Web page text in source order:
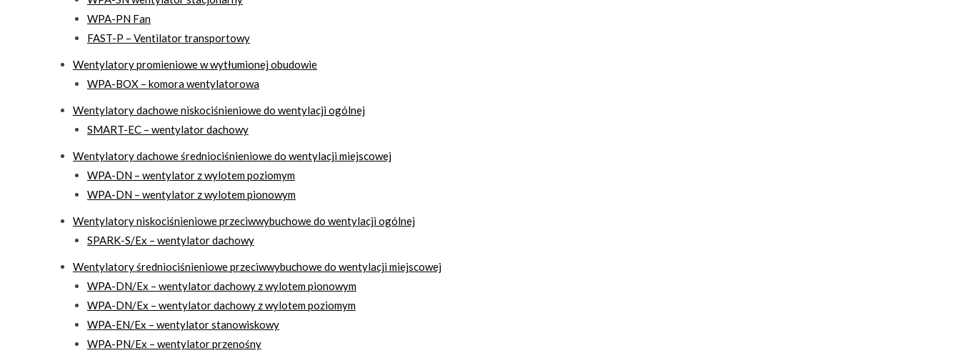
WPA-PN Fan
FAST-P – Ventilator transportowy
Wentylatory promieniowe w wytłumionej obudowie
WPA-BOX – komora wentylatorowa
Wentylatory dachowe niskociśnieniowe do wentylacji ogólnej
SMART-EC – wentylator dachowy
Wentylatory dachowe średniociśnieniowe do wentylacji miejscowej
WPA-DN – wentylator z wylotem poziomym
WPA-DN – wentylator z wylotem pionowym
Wentylatory niskociśnieniowe przeciwwybuchowe do wentylacji ogólnej
SPARK-S/Ex – wentylator dachowy
Wentylatory średniociśnieniowe przeciwwybuchowe do wentylacji miejscowej
WPA-DN/Ex – wentylator dachowy z wylotem pionowym
WPA-DN/Ex – wentylator dachowy z wylotem poziomym
WPA-EN/Ex – wentylator stanowiskowy
WPA-PN/Ex – wentylator przenośny